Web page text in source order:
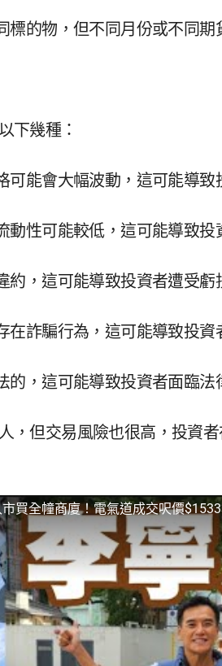
標的物，但不同月份或不同期
下幾種：
能會大幅波動，這可能導致
動性可能較低，這可能導致投
，這可能導致投資者遭受虧
詐騙行為，這可能導致投資
，這可能導致投資者面臨法
，但交易風險也很高，投資
買全幢商廈！電氣道成交呎價